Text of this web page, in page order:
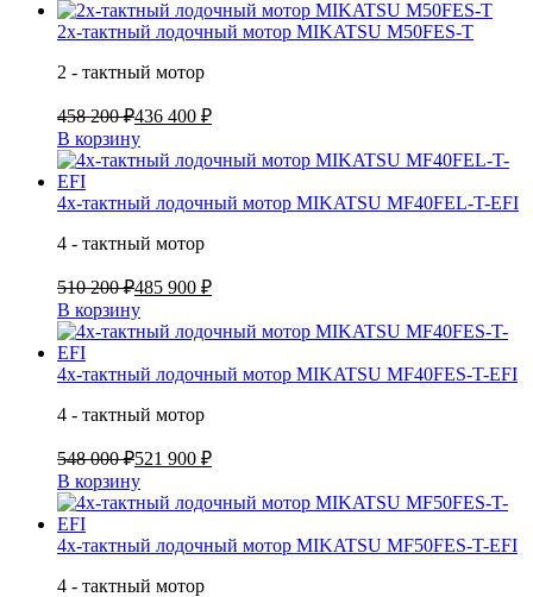
2х-тактный лодочный мотор MIKATSU M50FES-T
2 - тактный мотор
458 200 ₽436 400 ₽
В корзину
4х-тактный лодочный мотор MIKATSU MF40FEL-T-EFI
4 - тактный мотор
510 200 ₽485 900 ₽
В корзину
4х-тактный лодочный мотор MIKATSU MF40FES-T-EFI
4 - тактный мотор
548 000 ₽521 900 ₽
В корзину
4х-тактный лодочный мотор MIKATSU MF50FES-T-EFI
4 - тактный мотор